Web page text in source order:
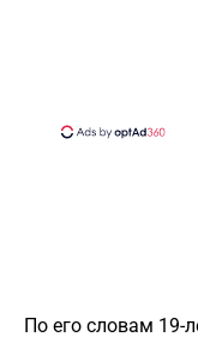
По его словам 19-